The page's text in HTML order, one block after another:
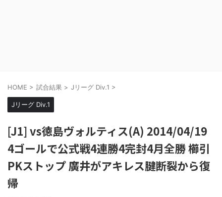
HOME > 試合結果 > Jリーグ Div.1 >
Jリーグ Div.1
[J1] vs徳島ヴォルティス(A) 2014/04/19
4ゴールで公式戦4連勝4完封4月全勝 櫛引
PKストップ 廣井がアキレス腱断裂から復
帰